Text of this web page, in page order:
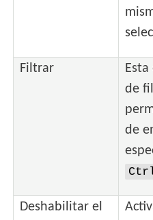
Filtrar
de
de
Deshabilitar el